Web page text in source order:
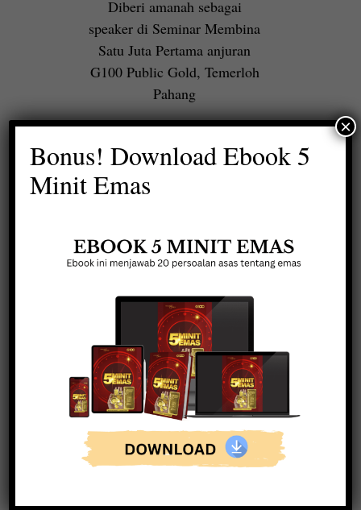
Diberi amanah sebagai
speaker di Seminar Membina
Satu Juta Pertama anjuran
G100 Public Gold, Temerloh
Pahang
Diberi amanah sebagai
speaker di Seminar Kaya
Dengan Emas Dungun
Terengganu
Bonus! Download Ebook 5
Minit Emas
×